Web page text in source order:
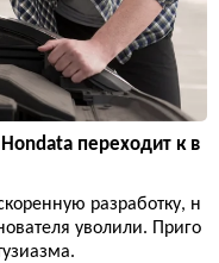
переходит к в
разработку, н
уволили. Приго